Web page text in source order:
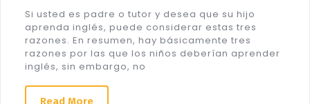
Si usted es padre o tutor y desea que su hijo
aprenda inglés, puede considerar estas tres
razones. En resumen, hay básicamente tres
razones por las que los niños deberían aprender
inglés, sin embargo, no
Read More